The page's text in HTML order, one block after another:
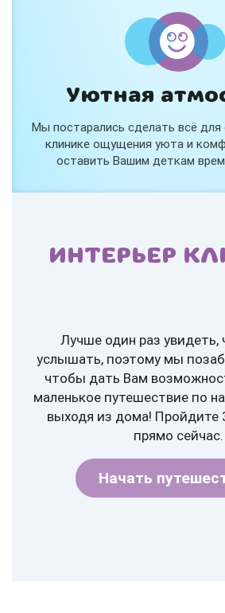
Уютная
Мы постарались сделать всё для
клинике ощущения уюта и
оставить Вашим деткам
ИНТЕРЬЕР
Лучше один раз увидеть,
услышать, поэтому мы
чтобы дать Вам
маленькое путешествие по
выходя из дома! Пройдите
прямо сейчас.
Начать